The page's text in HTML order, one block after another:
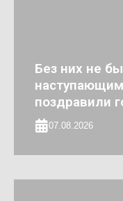
Без них не
поздравили
07.08.2026